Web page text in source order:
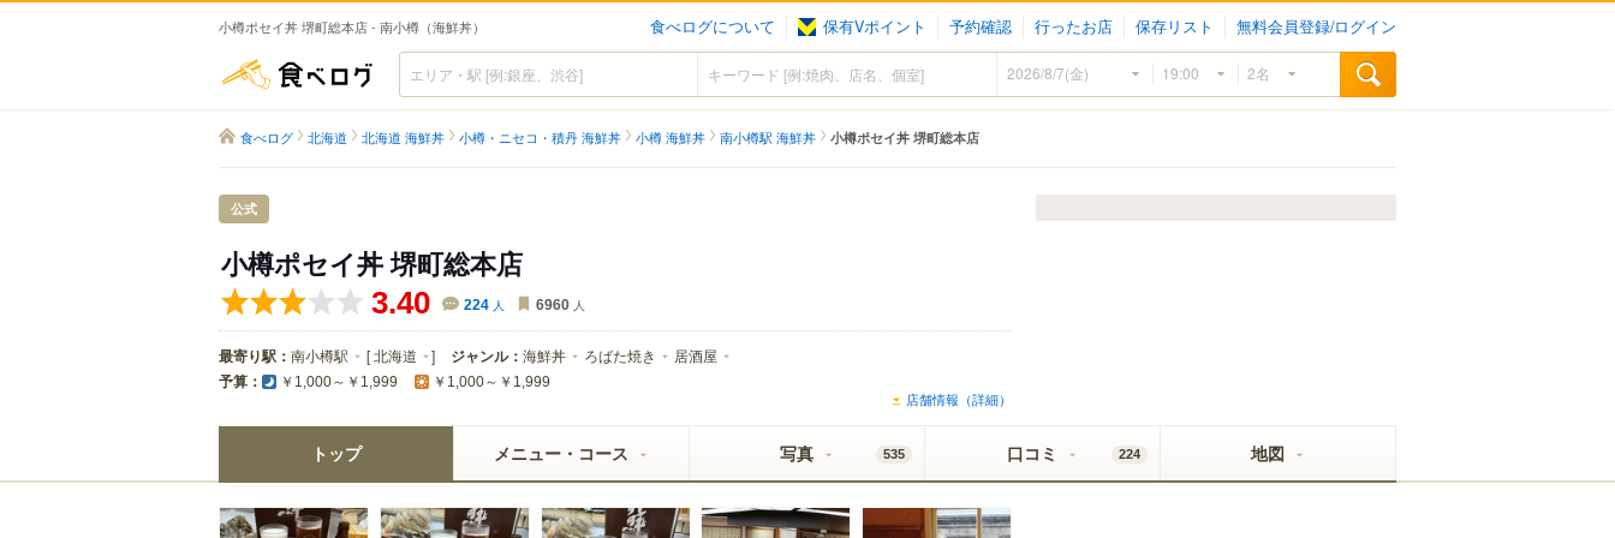
小樽ポセイ丼 堺町総本店 - 南小樽（海鮮丼） 食べログについて 保有Vポイント 予約確認 行ったお店 保存リスト 無料会員登録/ログイン
食べログ
食べログ 北海道 北海道 海鮮丼 小樽・ニセコ・積丹 海鮮丼 小樽 海鮮丼 南小樽駅 海鮮丼 小樽ポセイ丼 堺町総本店
公式
小樽ポセイ丼 堺町総本店
3.40 224 人 6960 人
最寄り駅： 南小樽駅 [北海道 ] ジャンル： 海鮮丼 ろばた焼き 居酒屋
予算： ￥1,000～￥1,999 ￥1,000～￥1,999
店舗情報（詳細）
トップ メニュー・コース 写真 535 口コミ 224 地図